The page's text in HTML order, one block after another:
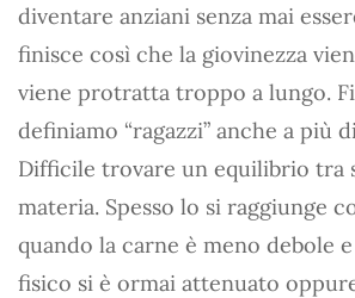
diventare anziani senza mai
finisce così che la giovinezza
viene protratta troppo a lungo.
definiamo “ragazzi” anche a più
Difficile trovare un equilibrio tra
materia. Spesso lo si raggiunge
quando la carne è meno debole
fisico si è ormai attenuato